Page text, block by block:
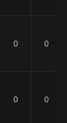
0 0
0 0